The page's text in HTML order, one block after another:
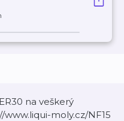
na veškerý
moly.cz/NF15